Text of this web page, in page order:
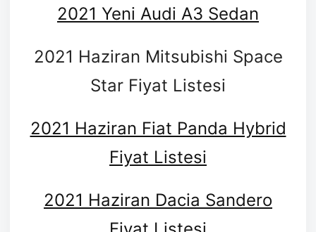
2021 Yeni Audi A3 Sedan
2021 Haziran Mitsubishi Space
Star Fiyat Listesi
2021 Haziran Fiat Panda Hybrid
Fiyat Listesi
2021 Haziran Dacia Sandero